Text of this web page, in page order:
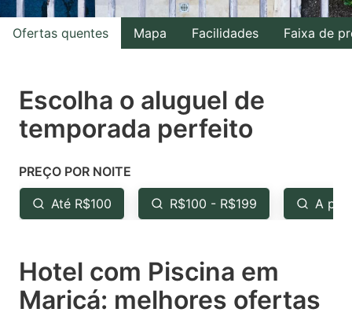
with
the
select
a
Press
the
question
key
to
with
the
select
a
the
question
key
to
Ofertas quentes Mapa Facilidades Faixa de
Escolha o aluguel de
temporada perfeito
PREÇO POR NOITE
Até R$100 R$100 - R$199 A
Hotel com Piscina em
Maricá: melhores ofertas